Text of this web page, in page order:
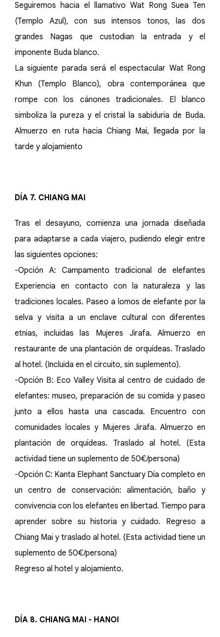
Seguiremos hacia el llamativo Wat Rong Suea Ten
(Templo Azul), con sus intensos tonos, las dos
grandes Nagas que custodian la entrada y el
imponente Buda blanco.
La siguiente parada será el espectacular Wat Rong
Khun (Templo Blanco), obra contemporánea que
rompe con los cánones tradicionales. El blanco
simboliza la pureza y el cristal la sabiduría de Buda.
Almuerzo en ruta hacia Chiang Mai, llegada por la
tarde y alojamiento
DÍA 7. CHIANG MAI
Tras el desayuno, comienza una jornada diseñada
para adaptarse a cada viajero, pudiendo elegir entre
las siguientes opciones:
-Opción A: Campamento tradicional de elefantes
Experiencia en contacto con la naturaleza y las
tradiciones locales. Paseo a lomos de elefante por la
selva y visita a un enclave cultural con diferentes
etnias, incluidas las Mujeres Jirafa. Almuerzo en
restaurante de una plantación de orquídeas. Traslado
al hotel. (Incluida en el circuito, sin suplemento).
-Opción B: Eco Valley Visita al centro de cuidado de
elefantes: museo, preparación de su comida y paseo
junto a ellos hasta una cascada. Encuentro con
comunidades locales y Mujeres Jirafa. Almuerzo en
plantación de orquídeas. Traslado al hotel. (Esta
actividad tiene un suplemento de 50€/persona)
-Opción C: Kanta Elephant Sanctuary Día completo en
un centro de conservación: alimentación, baño y
convivencia con los elefantes en libertad. Tiempo para
aprender sobre su historia y cuidado. Regreso a
Chiang Mai y traslado al hotel. (Esta actividad tiene un
suplemento de 50€/persona)
Regreso al hotel y alojamiento.
DÍA 8. CHIANG MAI - HANOI